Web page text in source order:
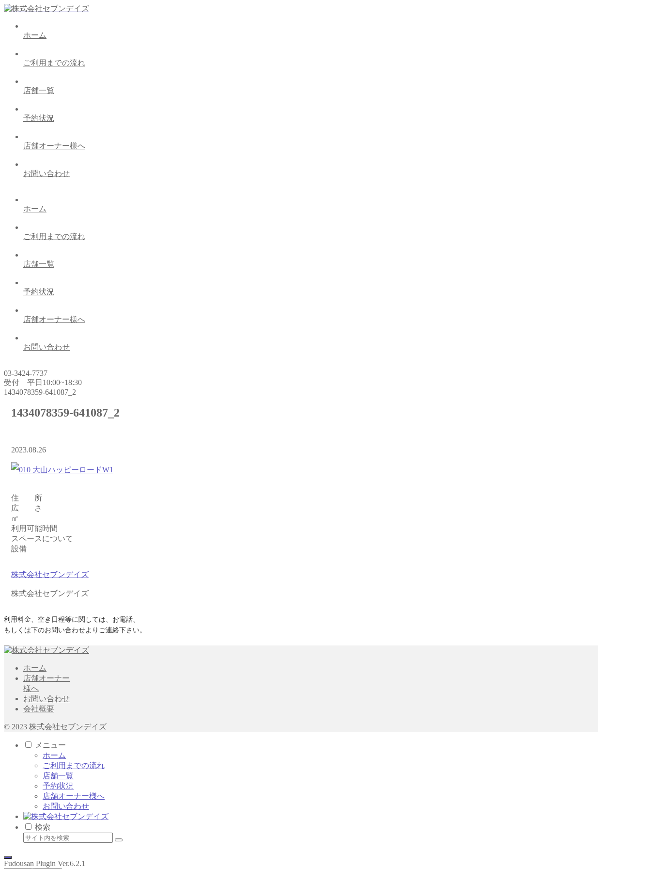
ホーム
ご利用までの流れ
店舗一覧
予約状況
店舗オーナー様へ
お問い合わせ
ホーム
ご利用までの流れ
店舗一覧
予約状況
店舗オーナー様へ
お問い合わせ
03-3424-7737
受付 平日10:00~18:30
1434078359-641087_2
1434078359-641087_2
2023.08.26
住 所
広 さ
㎡
利用可能時間
スペースについて
設備
株式会社セブンデイズ
株式会社セブンデイズ
利用料金、空き日程等に関しては、お電話、
もしくは下のお問い合わせよりご連絡下さい。
ホーム
店舗オーナー
様へ
お問い合わせ
会社概要
© 2023 株式会社セブンデイズ
メニュー
ホーム
ご利用までの流れ
店舗一覧
予約状況
店舗オーナー様へ
お問い合わせ
検索
Fudousan Plugin Ver.6.2.1